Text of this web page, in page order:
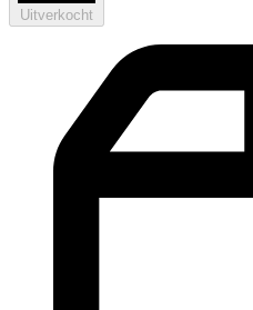
Uitverkocht